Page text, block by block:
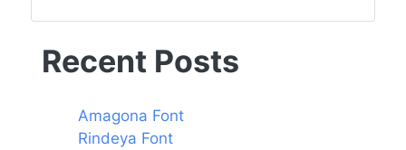
Recent Posts
Amagona Font
Rindeya Font